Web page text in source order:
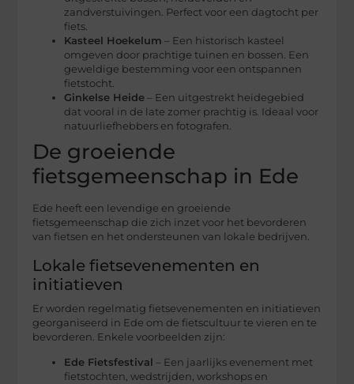
zandverstuivingen. Perfect voor een dagtocht per
fiets.
Kasteel Hoekelum – Een historisch kasteel
omgeven door prachtige tuinen en bossen. Een
geweldige bestemming voor een ontspannen
fietstocht.
Ginkelse Heide – Een uitgestrekt heidegebied
dat vooral in de late zomer prachtig is. Ideaal voor
natuurliefhebbers en fotografen.
De groeiende
fietsgemeenschap in Ede
Ede heeft een levendige en groeiende
fietsgemeenschap die zich inzet voor het bevorderen
van fietsen en het ondersteunen van lokale bedrijven.
Lokale fietsevenementen en
initiatieven
Er worden regelmatig fietsevenementen en initiatieven
georganiseerd in Ede om de fietscultuur te vieren en te
bevorderen. Enkele voorbeelden zijn:
Ede Fietsfestival – Een jaarlijks evenement met
fietstochten, wedstrijden, workshops en